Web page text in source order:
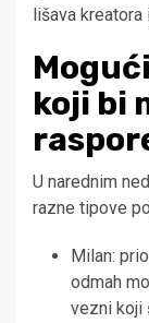
lišava
koji bi
U narednim
razne tipove
Milan:
odmah
vezni koji